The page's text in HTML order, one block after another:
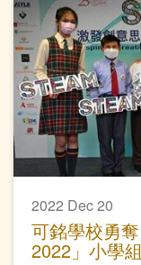
2022 Dec 20
可銘學校勇
2022」小學